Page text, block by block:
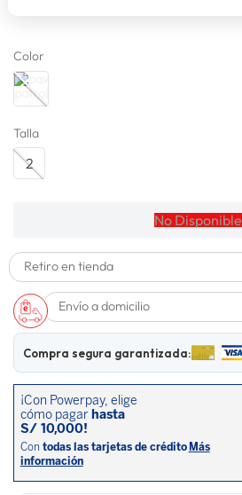
7.
8.
9.
10.
Color
Talla
2
No Disponible
Retiro en tienda
Envío a domicilio
Compra segura garantizada: